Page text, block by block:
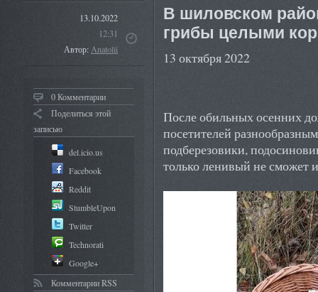
13.10.2022
12:31
Автор:Anatolii
0 Комментарии
Поделиться этой
записью
del.icio.us
Facebook
Reddit
StumbleUpon
Twitter
Technorati
Google+
Комментарии RSS
В шиловском
грибы целыми
13 октября 2022
После обильных осенних
посетителей
подберезовики,
только ленивый не сможет